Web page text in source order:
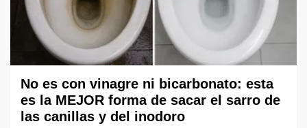
No es con vinagre ni bicarbonato: esta
es la MEJOR forma de sacar el sarro de
las canillas y del inodoro